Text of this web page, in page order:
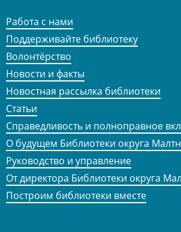
Работа с нами
Поддерживайте библиотеку
Волонтёрство
Новости и факты
Новостная рассылка библиотеки
Статьи
Справедливость и полноправное
О будущем Библиотеки округа
Руководство и управление
От директора Библиотеки округа
Построим библиотеки вместе